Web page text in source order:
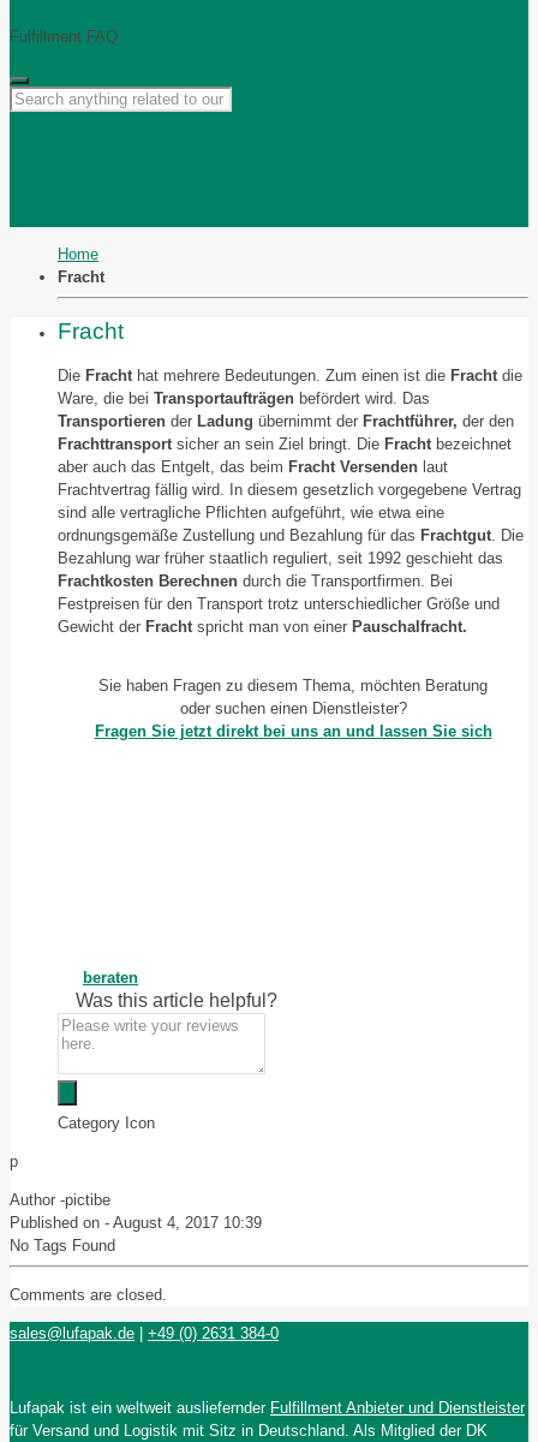
Fulfillment FAQ
Home
Fracht
Fracht
Die Frachthat mehrere Bedeutungen. Zum einen ist die Frachtdie
Ware, die bei Transportaufträgen befördert wird. Das
Transportieren der Ladung übernimmt der Frachtführer, der den
Frachttransportsicher an sein Ziel bringt. Die Frachtbezeichnet
aber auch das Entgelt, das beim Fracht Versenden laut
Frachtvertrag fällig wird. In diesem gesetzlich vorgegebene Vertrag
sind alle vertragliche Pflichten aufgeführt, wie etwa eine
ordnungsgemäße Zustellung und Bezahlung für das Frachtgut. Die
Bezahlung war früher staatlich reguliert, seit 1992 geschieht das
Frachtkosten Berechnen durch die Transportfirmen. Bei
Festpreisen für den Transport trotz unterschiedlicher Größe und
Gewicht der Frachtspricht man von einer Pauschalfracht.
Sie haben Fragen zu diesem Thema, möchten Beratung
oder suchen einen Dienstleister?
Fragen Sie jetzt direkt bei uns an und lassen Sie sich
beraten
Was this article helpful?
Category Icon
p
Author -pictibe
Published on - August 4, 2017 10:39
No Tags Found
Comments are closed.
sales@lufapak.de | +49 (0) 2631 384-0
Lufapak ist ein weltweit ausliefernder Fulfillment Anbieter und Dienstleister
für Versand und Logistik mit Sitz in Deutschland. Als Mitglied der DK